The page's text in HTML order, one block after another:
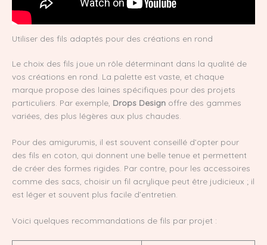
Utiliser des fils adaptés pour des créations en rond
Le choix des fils joue un rôle déterminant dans la qualité de
vos créations en rond. La palette est vaste, et chaque
marque propose des laines spécifiques pour des projets
particuliers. Par exemple, Drops Design offre des gammes
variées, des plus légères aux plus chaudes.
Pour des amigurumis, il est souvent conseillé d’opter pour
des fils en coton, qui donnent une belle tenue et permettent
de créer des formes rigides. Par contre, pour les accessoires
comme des sacs, choisir un fil acrylique peut être judicieux ; il
est léger et souvent plus facile d’entretien.
Voici quelques recommandations de fils par projet :